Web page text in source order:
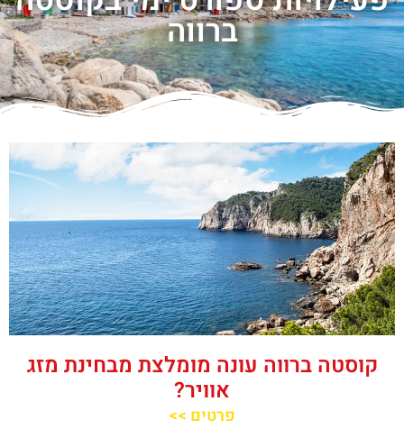
ברווה
קוסטה ברווה עונה מומלצת מבחינת מזג
אוויר?
פרטים >>